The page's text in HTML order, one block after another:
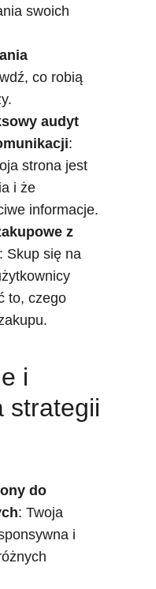
swoich
co robią
audyt
:
strona jest
i że
informacje.
z
: Skup się na
to, czego
i
strategii
do
: Twoja
i